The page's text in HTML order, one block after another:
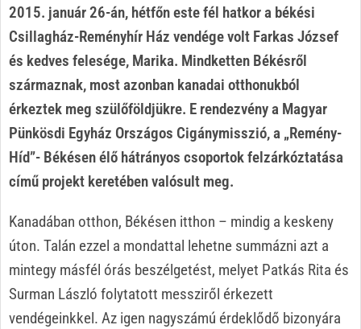
2015. január 26-án, hétfőn este fél hatkor a békési
Csillagház-Reményhír Ház vendége volt Farkas József
és kedves felesége, Marika. Mindketten Békésről
származnak, most azonban kanadai otthonukból
érkeztek meg szülőföldjükre. E rendezvény a Magyar
Pünkösdi Egyház Országos Cigánymisszió, a „Remény-
Híd”- Békésen élő hátrányos csoportok felzárkóztatása
című projekt keretében valósult meg.
Kanadában otthon, Békésen itthon – mindig a keskeny
úton. Talán ezzel a mondattal lehetne summázni azt a
mintegy másfél órás beszélgetést, melyet Patkás Rita és
Surman László folytatott messziről érkezett
vendégeinkkel. Az igen nagyszámú érdeklődő bizonyára